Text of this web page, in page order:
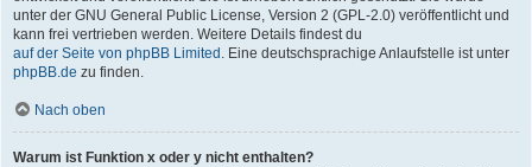
unter der GNU General Public License, Version 2 (GPL-2.0) veröffentlicht und
kann frei vertrieben werden. Weitere Details findest du
auf der Seite von phpBB Limited . Eine deutschsprachige Anlaufstelle ist unter
phpBB.de zu finden.
Nach oben
Warum ist Funktion x oder y nicht enthalten?